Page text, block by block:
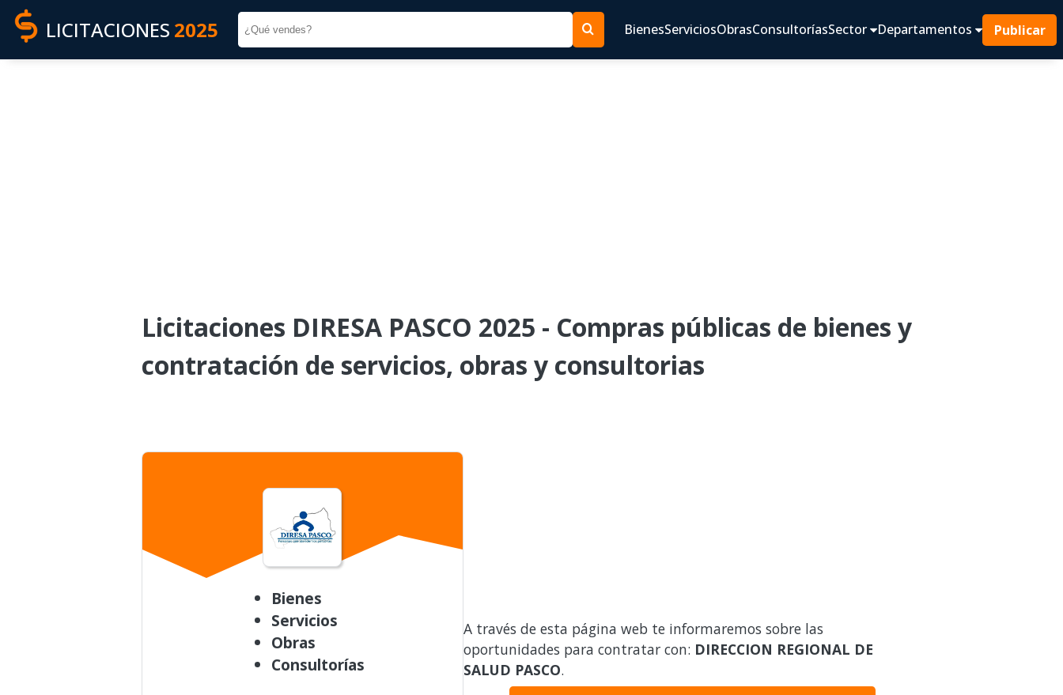
LICITACIONES 2025 BienesServiciosObrasConsultoríasSector Departamentos Publicar
Licitaciones DIRESA PASCO 2025 - Compras públicas de bienes y
contratación de servicios, obras y consultorias
Bienes
Servicios
Obras
Consultorías
A través de esta página web te informaremos sobre las
oportunidades para contratar con: DIRECCION REGIONAL DE
SALUD PASCO.